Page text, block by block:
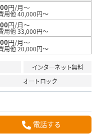
円/月～
用他 40,000円～
円/月～
用他 33,000円～
円/月～
用他 20,000円～
インターネット無料
オートロック
電話する